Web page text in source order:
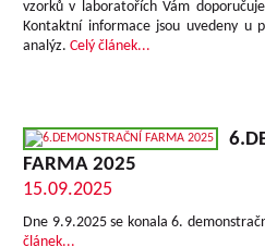
vzorků v laboratořích Vám
Kontaktní informace jsou uvedeny u
analýz.Celý článek...
FARMA 2025
15.09.2025
Dne 9.9.2025 se konala 6.
článek...